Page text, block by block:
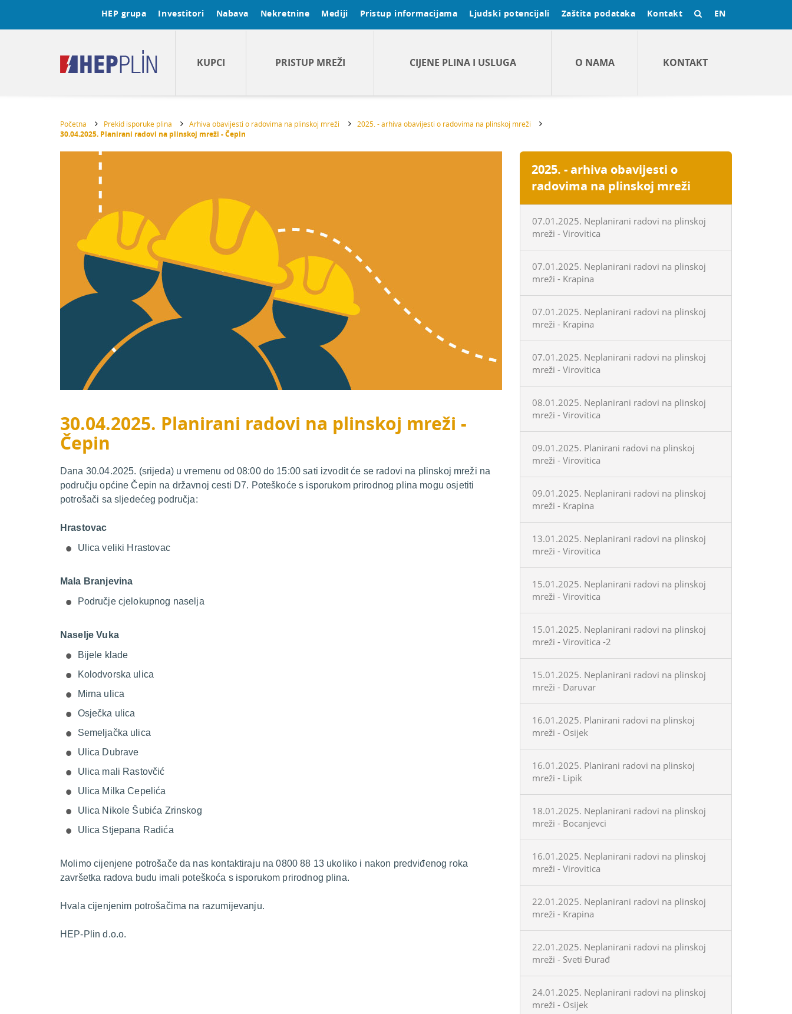
HEP grupa Investitori Nabava Nekretnine Mediji Pristup informacijama Ljudski potencijali Zaštita podataka Kontakt EN
KUPCI PRISTUP MREŽI CIJENE PLINA I USLUGA O NAMA KONTAKT
Početna Prekid isporuke plina Arhiva obavijesti o radovima na plinskoj mreži 2025. - arhiva obavijesti o radovima na plinskoj mreži
30.04.2025. Planirani radovi na plinskoj mreži - Čepin
30.04.2025. Planirani radovi na plinskoj mreži -
Čepin
Dana 30.04.2025. (srijeda) u vremenu od 08:00 do 15:00 sati izvodit će se radovi na plinskoj mreži na
području općine Čepin na državnoj cesti D7. Poteškoće s isporukom prirodnog plina mogu osjetiti
potrošači sa sljedećeg područja:
Hrastovac
Ulica veliki Hrastovac
Mala Branjevina
Područje cjelokupnog naselja
Naselje Vuka
Bijele klade
Kolodvorska ulica
Mirna ulica
Osječka ulica
Semeljačka ulica
Ulica Dubrave
Ulica mali Rastovčić
Ulica Milka Cepelića
Ulica Nikole Šubića Zrinskog
Ulica Stjepana Radića
Molimo cijenjene potrošače da nas kontaktiraju na 0800 88 13 ukoliko i nakon predviđenog roka
završetka radova budu imali poteškoća s isporukom prirodnog plina.
Hvala cijenjenim potrošačima na razumijevanju.
HEP-Plin d.o.o.
2025. - arhiva obavijesti o
radovima na plinskoj mreži
07.01.2025. Neplanirani radovi na plinskoj
mreži - Virovitica
07.01.2025. Neplanirani radovi na plinskoj
mreži - Krapina
07.01.2025. Neplanirani radovi na plinskoj
mreži - Krapina
07.01.2025. Neplanirani radovi na plinskoj
mreži - Virovitica
08.01.2025. Neplanirani radovi na plinskoj
mreži - Virovitica
09.01.2025. Planirani radovi na plinskoj
mreži - Virovitica
09.01.2025. Neplanirani radovi na plinskoj
mreži - Krapina
13.01.2025. Neplanirani radovi na plinskoj
mreži - Virovitica
15.01.2025. Neplanirani radovi na plinskoj
mreži - Virovitica
15.01.2025. Neplanirani radovi na plinskoj
mreži - Virovitica -2
15.01.2025. Neplanirani radovi na plinskoj
mreži - Daruvar
16.01.2025. Planirani radovi na plinskoj
mreži - Osijek
16.01.2025. Planirani radovi na plinskoj
mreži - Lipik
18.01.2025. Neplanirani radovi na plinskoj
mreži - Bocanjevci
16.01.2025. Neplanirani radovi na plinskoj
mreži - Virovitica
22.01.2025. Neplanirani radovi na plinskoj
mreži - Krapina
22.01.2025. Neplanirani radovi na plinskoj
mreži - Sveti Đurađ
24.01.2025. Neplanirani radovi na plinskoj
mreži - Osijek